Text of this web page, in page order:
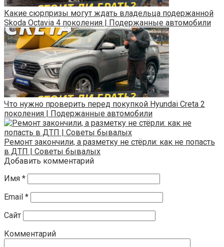
Какие сюрпризы могут ждать владельца подержанной
Skoda Octavia 4 поколения | Подержанные автомобили
Что нужно проверить перед покупкой Hyundai Creta 2
поколения | Подержанные автомобили
Ремонт закончили, а разметку не стёрли: как не попасть
в ДТП | Советы бывалых
Добавить комментарий
Имя *
Email *
Сайт
Комментарий